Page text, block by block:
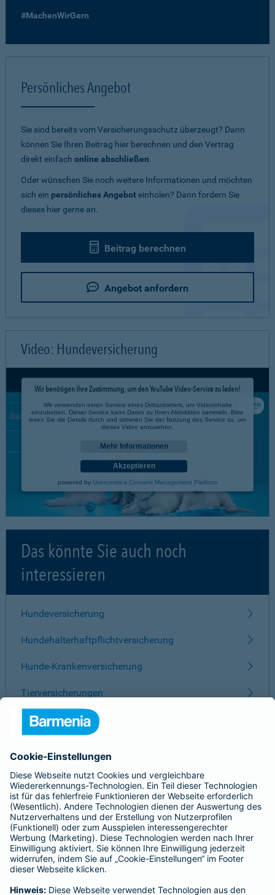
#MachenWirGern
Persönliches Angebot
Sie sind bereits vom Versicherungsschutz überzeugt? Dann
können Sie Ihren Beitrag hier berechnen und den Vertrag
direkt einfach online abschließen.
Oder wünschen Sie noch weitere Informationen und möchten
sich ein persönliches Angeboteinholen? Dann fordern Sie
dieses hier gerne an.
Beitrag berechnen
Angebot anfordern
Video: Hundeversicherung
Wir benötigen Ihre Zustimmung, um den YouTube Video-Service zu laden!
Wir verwenden einen Service eines Drittanbieters, um Videoinhalte
einzubetten. Dieser Service kann Daten zu Ihren Aktivitäten sammeln. Bitte
lesen Sie die Details durch und stimmen Sie der Nutzung des Service zu, um
dieses Video anzusehen.
Mehr Informationen
Akzeptieren
powered by Usercentrics Consent Management Platform
Das könnte Sie auch noch
interessieren
Hundeversicherung
Hundehalterhaftpflichtversicherung
Hunde-Krankenversicherung
Tierversicherungen
ÜBER BARMENIA
Kontakt
Karriere
Presse
Unternehmen
Anfahrt
Affiliate-Partner werden
Barmenia ist Teil der BarmeniaGothaer